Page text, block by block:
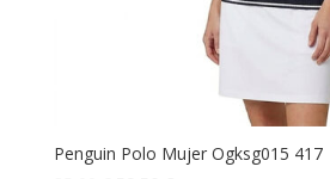
Penguin Polo Mujer Ogksg015 417